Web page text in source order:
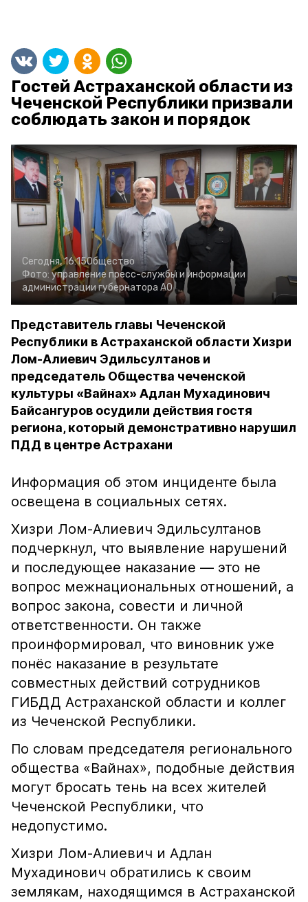
Гостей Астраханской области из
Чеченской Республики призвали
соблюдать закон и порядок
Сегодня, 16:15Общество
Фото: управление пресс-службы и информации
администрации губернатора АО
Представитель главы Чеченской
Республики в Астраханской области Хизри
Лом-Алиевич Эдильсултанов и
председатель Общества чеченской
культуры «Вайнах» Адлан Мухадинович
Байсангуров осудили действия гостя
региона, который демонстративно нарушил
ПДД в центре Астрахани
Информация об этом инциденте была
освещена в социальных сетях.
Хизри Лом-Алиевич Эдильсултанов
подчеркнул, что выявление нарушений
и последующее наказание — это не
вопрос межнациональных отношений, а
вопрос закона, совести и личной
ответственности. Он также
проинформировал, что виновник уже
понёс наказание в результате
совместных действий сотрудников
ГИБДД Астраханской области и коллег
из Чеченской Республики.
По словам председателя регионального
общества «Вайнах», подобные действия
могут бросать тень на всех жителей
Чеченской Республики, что
недопустимо.
Хизри Лом-Алиевич и Адлан
Мухадинович обратились к своим
землякам, находящимся в Астраханской